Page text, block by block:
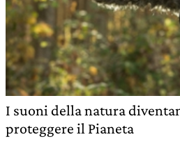
I suoni della natura
proteggere il Pianeta